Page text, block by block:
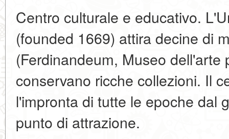
Centro culturale e educativo.
(founded 1669) attira decine di
(Ferdinandeum, Museo dell'arte
conservano ricche collezioni. Il
l'impronta di tutte le epoche dal
punto di attrazione.